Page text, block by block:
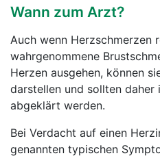
Wann zum Arzt?
Auch wenn Herzschmerzen
wahrgenommene
Herzen ausgehen, können
darstellen und sollten daher
abgeklärt werden.
Bei Verdacht auf einen
genannten typischen